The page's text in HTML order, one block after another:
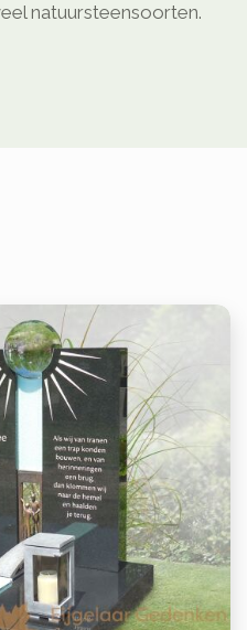
natuursteensoorten.